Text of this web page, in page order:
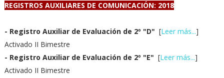
REGISTROS AUXILIARES DE COMUNICACIÓN: 2018
- Registro Auxiliar de Evaluación de 2º "D" [Leer más...]
Activado II Bimestre
- Registro Auxiliar de Evaluación de 2º "E" [Leer más...]
Activado II Bimestre